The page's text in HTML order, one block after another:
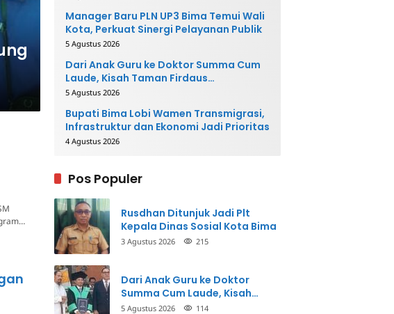
Manager Baru PLN UP3 Bima Temui Wali
Kota, Perkuat Sinergi Pelayanan Publik
5 Agustus 2026
Dari Anak Guru ke Doktor Summa Cum
Laude, Kisah Taman Firdaus
Menginspirasi
5 Agustus 2026
Bupati Bima Lobi Wamen Transmigrasi,
Infrastruktur dan Ekonomi Jadi Prioritas
4 Agustus 2026
Pos Populer
Rusdhan Ditunjuk Jadi Plt
Kepala Dinas Sosial Kota Bima
3 Agustus 2026 215
Dari Anak Guru ke Doktor
Summa Cum Laude, Kisah
Taman Firdaus Menginspirasi
5 Agustus 2026 114